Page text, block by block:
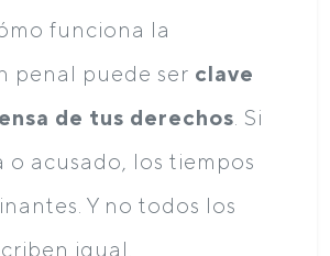
funciona la
penal puede ser clave
de tus derechos . Si
o acusado, los tiempos
Y no todos los
igual.